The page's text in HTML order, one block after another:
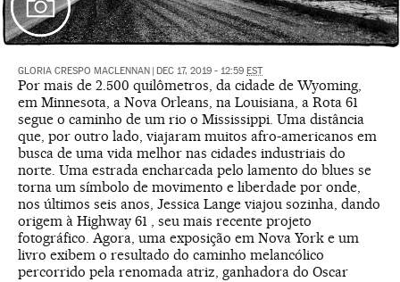
GLORIA CRESPO MACLENNAN DEC 17, 2019 - 12:59 EST
Por mais de 2.500 quilômetros, da cidade de Wyoming,
em Minnesota, a Nova Orleans, na Louisiana, a Rota 61
segue o caminho de um rio o Mississippi. Uma distância
que, por outro lado, viajaram muitos afro-americanos em
busca de uma vida melhor nas cidades industriais do
norte. Uma estrada encharcada pelo lamento do blues se
torna um símbolo de movimento e liberdade por onde,
nos últimos seis anos, Jessica Lange viajou sozinha, dando
origem à Highway 61 , seu mais recente projeto
fotográfico. Agora, uma exposição em Nova York e um
livro exibem o resultado do caminho melancólico
percorrido pela renomada atriz, ganhadora do Oscar